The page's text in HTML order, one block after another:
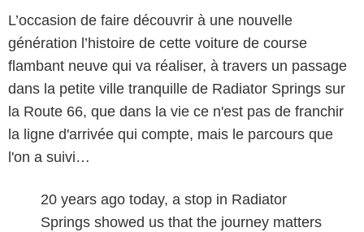
L’occasion de faire découvrir à une nouvelle
génération l’histoire de cette voiture de course
flambant neuve qui va réaliser, à travers un passage
dans la petite ville tranquille de Radiator Springs sur
la Route 66, que dans la vie ce n'est pas de franchir
la ligne d'arrivée qui compte, mais le parcours que
l'on a suivi…
20 years ago today, a stop in Radiator
Springs showed us that the journey matters